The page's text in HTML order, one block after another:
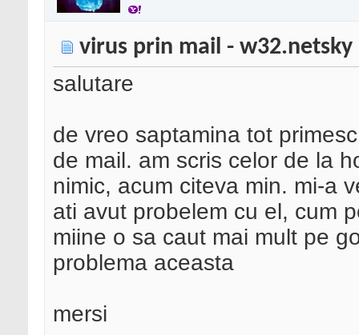
virus prin mail - w32.netsky
salutare
de vreo saptamina tot
de mail. am scris celor de la
nimic, acum citeva min. mi-a
ati avut probelem cu el, cum
miine o sa caut mai mult pe
problema aceasta
mersi